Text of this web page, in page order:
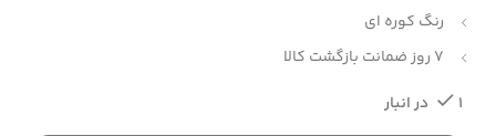
رنگ کوره ای
7 روز ضمانت بازگشت کالا
1 در انبار